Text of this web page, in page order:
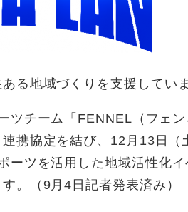
る地域づくりを支援していま
ツチーム「FENNEL（フェ
携協定を結び、12月13日（
ーツを活用した地域活性化
。（9月4日記者発表済み）